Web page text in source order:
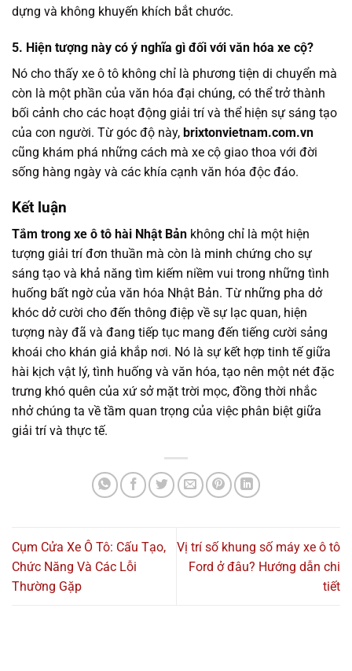
dựng và không khuyến khích bắt chước.
5. Hiện tượng này có ý nghĩa gì đối với văn hóa xe cộ?
Nó cho thấy xe ô tô không chỉ là phương tiện di chuyển mà
còn là một phần của văn hóa đại chúng, có thể trở thành
bối cảnh cho các hoạt động giải trí và thể hiện sự sáng tạo
của con người. Từ góc độ này, brixtonvietnam.com.vn
cũng khám phá những cách mà xe cộ giao thoa với đời
sống hàng ngày và các khía cạnh văn hóa độc đáo.
Kết luận
Tắm trong xe ô tô hài Nhật Bản không chỉ là một hiện
tượng giải trí đơn thuần mà còn là minh chứng cho sự
sáng tạo và khả năng tìm kiếm niềm vui trong những tình
huống bất ngờ của văn hóa Nhật Bản. Từ những pha dở
khóc dở cười cho đến thông điệp về sự lạc quan, hiện
tượng này đã và đang tiếp tục mang đến tiếng cười sảng
khoái cho khán giả khắp nơi. Nó là sự kết hợp tinh tế giữa
hài kịch vật lý, tình huống và văn hóa, tạo nên một nét đặc
trưng khó quên của xứ sở mặt trời mọc, đồng thời nhắc
nhở chúng ta về tầm quan trọng của việc phân biệt giữa
giải trí và thực tế.
Cụm Cửa Xe Ô Tô: Cấu Tạo,
Chức Năng Và Các Lỗi
Thường Gặp
Vị trí số khung số máy xe ô tô
Ford ở đâu? Hướng dẫn chi
tiết